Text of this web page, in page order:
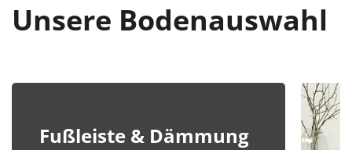
Unsere Bodenauswahl
Fußleiste & Dämmung